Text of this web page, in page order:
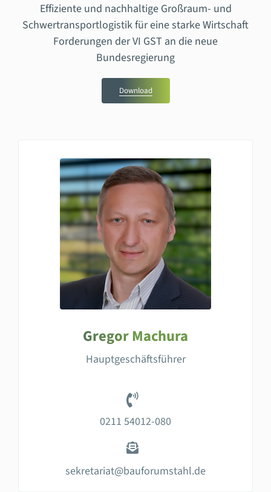
Effiziente und nachhaltige Großraum- und
Schwertransportlogistik für eine starke Wirtschaft
Forderungen der VI GST an die neue
Bundesregierung
Download
Gregor Machura
Hauptgeschäftsführer
0211 54012-080
sekretariat@bauforumstahl.de